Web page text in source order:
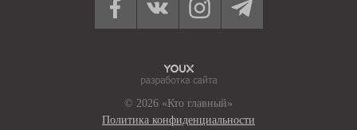
© 2026 «Кто главный»
Политика конфиденциальности